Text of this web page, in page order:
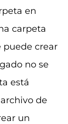
en
carpeta
puede crear
no se
está
de
un